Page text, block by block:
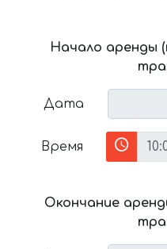
Начало аренды
Дата
Время
Окончание